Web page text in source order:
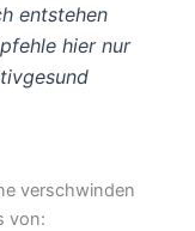
entstehen
hier nur
verschwinden
von: